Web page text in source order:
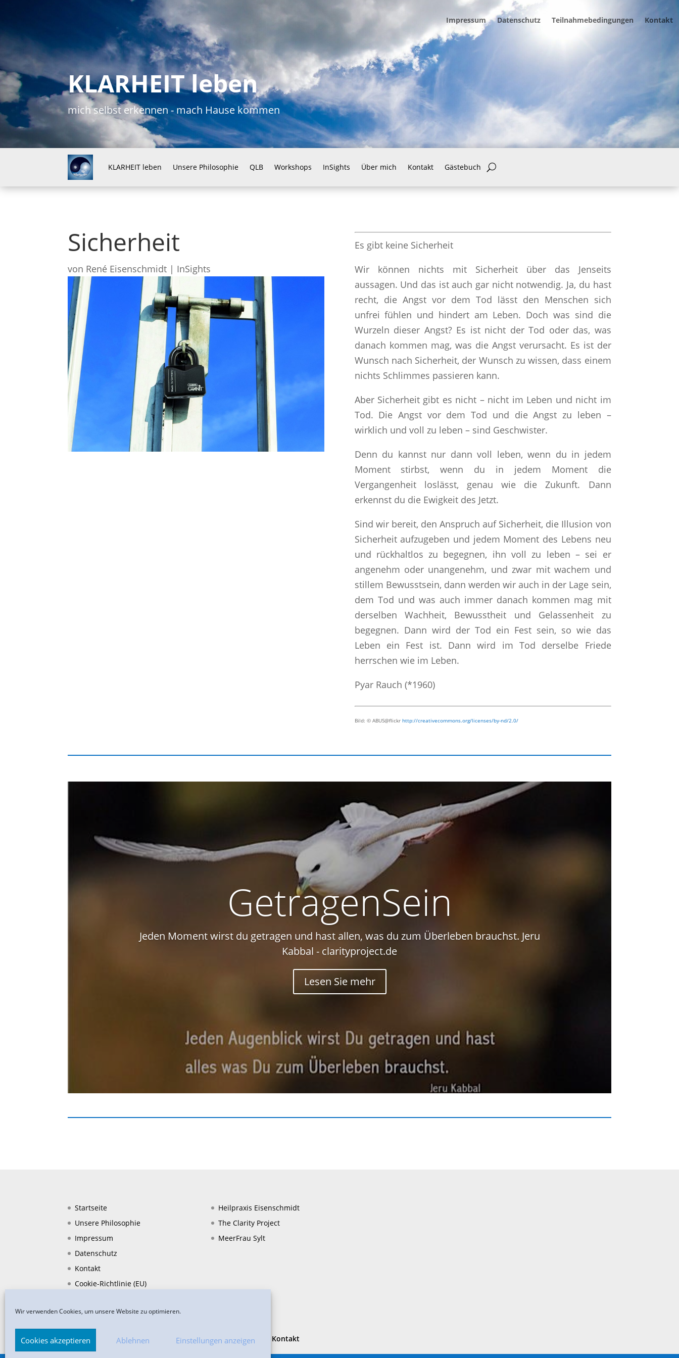
Wir verwenden Cookies, um unsere Website zu optimieren.
Cookies akzeptieren Ablehnen Einstellungen anzeigen
Impressum Datenschutz Teilnahmebedingungen Kontakt
KLARHEIT leben
mich selbst erkennen - mach Hause kommen
KLARHEIT leben Unsere Philosophie QLB Workshops InSights Über mich Kontakt Gästebuch
Sicherheit
von René Eisenschmidt | InSights
Es gibt keine Sicherheit
Wir können nichts mit Sicherheit über das Jenseits
aussagen. Und das ist auch gar nicht notwendig. Ja, du hast
recht, die Angst vor dem Tod lässt den Menschen sich
unfrei fühlen und hindert am Leben. Doch was sind die
Wurzeln dieser Angst? Es ist nicht der Tod oder das, was
danach kommen mag, was die Angst verursacht. Es ist der
Wunsch nach Sicherheit, der Wunsch zu wissen, dass einem
nichts Schlimmes passieren kann.
Aber Sicherheit gibt es nicht – nicht im Leben und nicht im
Tod. Die Angst vor dem Tod und die Angst zu leben –
wirklich und voll zu leben – sind Geschwister.
Denn du kannst nur dann voll leben, wenn du in jedem
Moment stirbst, wenn du in jedem Moment die
Vergangenheit loslässt, genau wie die Zukunft. Dann
erkennst du die Ewigkeit des Jetzt.
Sind wir bereit, den Anspruch auf Sicherheit, die Illusion von
Sicherheit aufzugeben und jedem Moment des Lebens neu
und rückhaltlos zu begegnen, ihn voll zu leben – sei er
angenehm oder unangenehm, und zwar mit wachem und
stillem Bewusstsein, dann werden wir auch in der Lage sein,
dem Tod und was auch immer danach kommen mag mit
derselben Wachheit, Bewusstheit und Gelassenheit zu
begegnen. Dann wird der Tod ein Fest sein, so wie das
Leben ein Fest ist. Dann wird im Tod derselbe Friede
herrschen wie im Leben.
Pyar Rauch (*1960)
Bild: © ABUS@flickr http://creativecommons.org/licenses/by-nd/2.0/
GetragenSein
Jeden Moment wirst du getragen und hast allen, was du zum Überleben brauchst. Jeru
Kabbal - clarityproject.de
Lesen Sie mehr
Startseite
Unsere Philosophie
Impressum
Datenschutz
Kontakt
Cookie-Richtlinie (EU)
Heilpraxis Eisenschmidt
The Clarity Project
MeerFrau Sylt
Impressum Datenschutz Teilnahmebedingungen Kontakt